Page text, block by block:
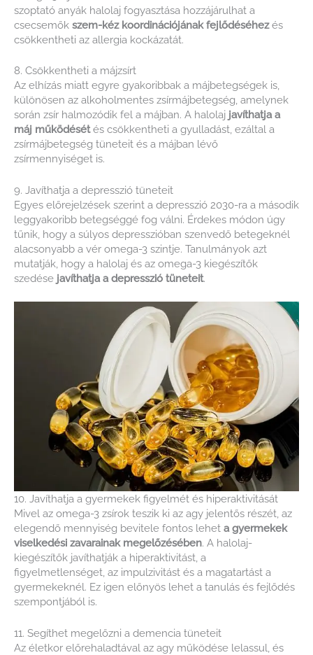
szoptató anyák halolaj fogyasztása hozzájárulhat a
csecsemők szem-kézkoordinációjának fejlődéséhezés
csökkentheti az allergia kockázatát.
8. Csökkentheti a májzsírt
Az elhízás miatt egyre gyakoribbak a májbetegségek is,
különösen az alkoholmentes zsírmájbetegség, amelynek
során zsír halmozódik fel a májban. A halolaj javíthatja a
máj működésétés csökkentheti a gyulladást, ezáltal a
zsírmájbetegség tüneteit és a májban lévő
zsírmennyiséget is.
9. Javíthatja a depresszió tüneteit
Egyes előrejelzések szerint a depresszió 2030-ra a második
leggyakoribb betegséggé fog válni. Érdekes módon úgy
tűnik, hogy a súlyos depresszióban szenvedő betegeknél
alacsonyabb a vér omega-3 szintje. Tanulmányok azt
mutatják, hogy a halolaj és az omega-3 kiegészítők
szedése javíthatja a depresszió tüneteit.
10. Javíthatja a gyermekek figyelmét és hiperaktivitását
Mivel az omega-3 zsírok teszik ki az agy jelentős részét, az
elegendő mennyiség bevitele fontos lehet a gyermekek
viselkedési zavarainak megelőzésében. A halolaj-
kiegészítők javíthatják a hiperaktivitást, a
figyelmetlenséget, az impulzivitást és a magatartást a
gyermekeknél. Ez igen előnyös lehet a tanulás és fejlődés
szempontjából is.
11. Segíthet megelőzni a demencia tüneteit
Az életkor előrehaladtával az agy működése lelassul, és